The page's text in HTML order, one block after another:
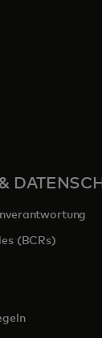
einer neuen
(BCRs)
einer neuen